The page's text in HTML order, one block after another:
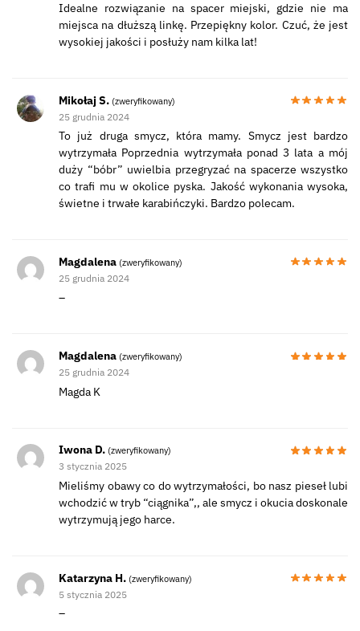
Idealne rozwiązanie na spacer miejski, gdzie nie ma
miejsca na dłuższą linkę. Przepiękny kolor. Czuć, że jest
wysokiej jakości i posłuży nam kilka lat!
Mikołaj S. (zweryfikowany)
25 grudnia 2024
To już druga smycz, która mamy. Smycz jest bardzo
wytrzymała Poprzednia wytrzymała ponad 3 lata a mój
duży “bóbr” uwielbia przegryzać na spacerze wszystko
co trafi mu w okolice pyska. Jakość wykonania wysoka,
świetne i trwałe karabińczyki. Bardzo polecam.
Magdalena (zweryfikowany)
25 grudnia 2024
–
Magdalena (zweryfikowany)
25 grudnia 2024
Magda K
Iwona D. (zweryfikowany)
3 stycznia 2025
Mieliśmy obawy co do wytrzymałości, bo nasz pieseł lubi
wchodzić w tryb “ciągnika”,, ale smycz i okucia doskonale
wytrzymują jego harce.
Katarzyna H. (zweryfikowany)
5 stycznia 2025
–